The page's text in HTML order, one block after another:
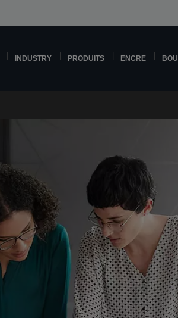
INDUSTRY PRODUITS ENCRE